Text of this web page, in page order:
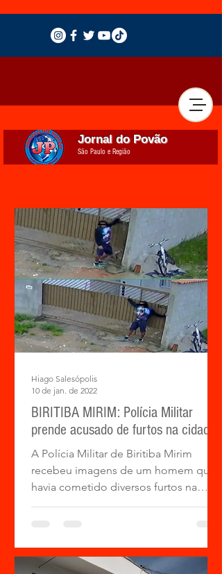
Jornal do Povão
São Paulo e Região
BIRITIBA MIRIM: Polícia Militar
prende acusado de furtos na cidade
A Polícia Militar de Biritiba Mirim
recebeu imagens de um homem que
havia cometido diversos furtos na
cidade de Biritiba Mirim, e na...
Hiago Salesópolis
10 de jan. de 2022